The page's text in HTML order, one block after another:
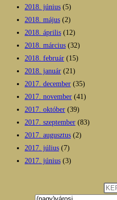
2018. június (5)
2018. május (2)
2018. április (12)
2018. március (32)
2018. február (15)
2018. január (21)
2017. december (35)
2017. november (41)
2017. október (39)
2017. szeptember (83)
2017. augusztus (2)
2017. július (7)
2017. június (3)